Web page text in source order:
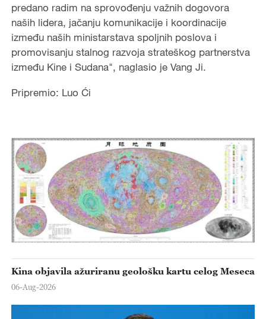
predano radim na sprovođenju važnih dogovora
naših lidera, jačanju komunikacije i koordinacije
između naših ministarstava spoljnih poslova i
promovisanju stalnog razvoja strateškog partnerstva
između Kine i Sudana", naglasio je Vang Ji.
Pripremio: Luo Ći
Kina objavila ažuriranu geološku kartu celog Meseca
06-Aug-2026